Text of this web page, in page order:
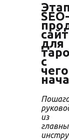
SEO-
для
с
чего
из